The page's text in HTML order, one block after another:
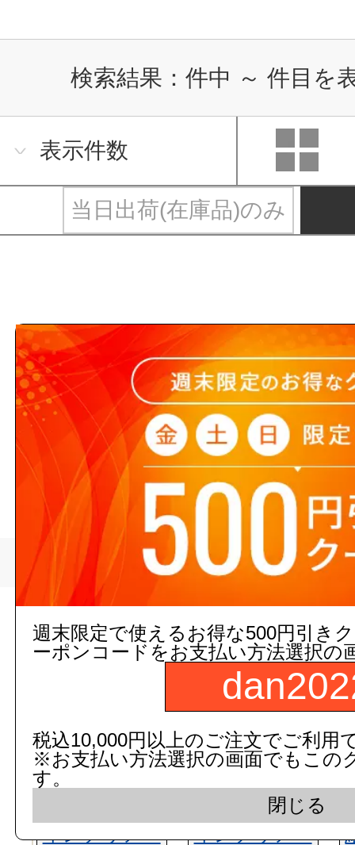
検索結果： 件中 ～ 件目を
表示件数
当日出荷(在庫品)のみ
仙台銘板
トップページ > 仙台銘板
現在の店舗受注状
インテリア・ インテリア・
週末限定で使えるお得な500円引き
ーポンコードをお支払い方法選択の
税込10,000円以上のご注文でご利用
※お支払い方法選択の画面でもこの
す。
閉じる